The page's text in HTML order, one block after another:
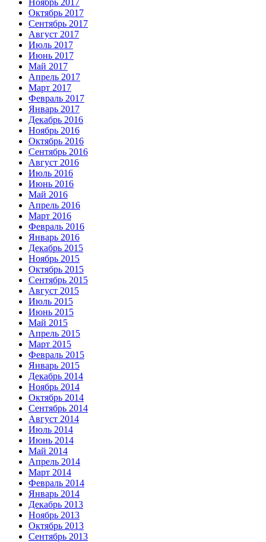
Октябрь 2017
Сентябрь 2017
Август 2017
Июль 2017
Июнь 2017
Май 2017
Апрель 2017
Март 2017
Февраль 2017
Январь 2017
Декабрь 2016
Ноябрь 2016
Октябрь 2016
Сентябрь 2016
Август 2016
Июль 2016
Июнь 2016
Май 2016
Апрель 2016
Март 2016
Февраль 2016
Январь 2016
Декабрь 2015
Ноябрь 2015
Октябрь 2015
Сентябрь 2015
Август 2015
Июль 2015
Июнь 2015
Май 2015
Апрель 2015
Март 2015
Февраль 2015
Январь 2015
Декабрь 2014
Ноябрь 2014
Октябрь 2014
Сентябрь 2014
Август 2014
Июль 2014
Июнь 2014
Май 2014
Апрель 2014
Март 2014
Февраль 2014
Январь 2014
Декабрь 2013
Ноябрь 2013
Октябрь 2013
Сентябрь 2013